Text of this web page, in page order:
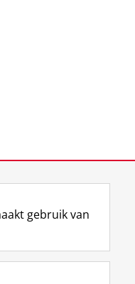
L
i
R
S
I
n
Y
o
gebruik van